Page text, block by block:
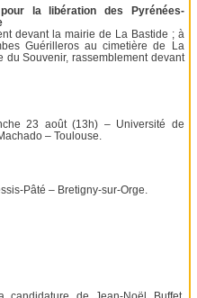
la libération des Pyrénées-
devant la mairie de La Bastide ; à
Guérilleros au cimetière de La
du Souvenir, rassemblement devant
23 août (13h) – Université de
– Toulouse.
Pâté – Bretigny-sur-Orge.